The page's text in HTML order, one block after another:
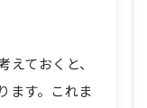
えておくと、
ます。これま